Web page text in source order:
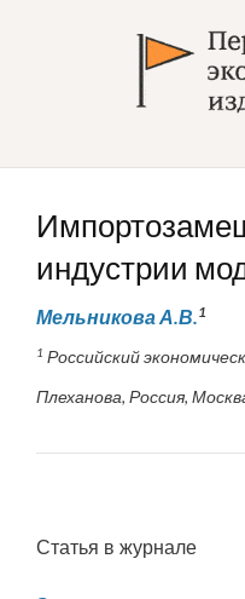
индустрии
Мельникова А.В.1
1 Российский
Плеханова, Россия,
Статья в журнале